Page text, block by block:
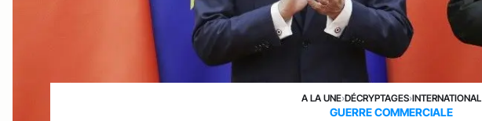
A LA UNE›DÉCRYPTAGES›INTERNATIONAL
GUERRE COMMERCIALE